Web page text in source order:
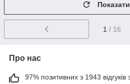
1 / 16
Про нас
97% позитивних з 1943 відгуків